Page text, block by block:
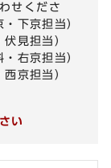
せくださ
下京担当）
見担当）
右京担当）
京担当）
い